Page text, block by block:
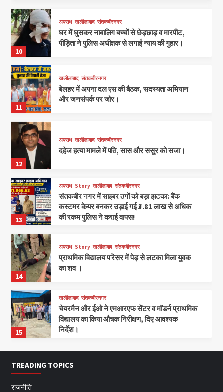
10
अपराध खलीलाबाद संतकबीरनगर
घर में घुसकर नाबालिग बच्चों से छेड़छाड़ व मारपीट,
पीड़िता ने पुलिस अधीक्षक से लगाई न्याय की गुहार।
11
खलीलाबाद संतकबीरनगर
बेलहर में अपना दल एस की बैठक, सदस्यता अभियान
और जनसंपर्क पर जोर।
12
अपराध खलीलाबाद संतकबीरनगर
दहेज हत्या मामले में पति, सास और ससुर को सजा।
13
अपराध Story खलीलाबाद संतकबीरनगर
संतकबीर नगर में साइबर ठगों को बड़ा झटका: बैंक
कस्टमर केयर बनकर उड़ाई गई ₹3.81 लाख से अधिक
की रकम पुलिस ने कराई वापस!
14
अपराध Story खलीलाबाद संतकबीरनगर
प्राथमिक विद्यालय परिसर में पेड़ से लटका मिला युवक
का शव ।
15
खलीलाबाद संतकबीरनगर
चेयरमैन और ईओ ने एमआरएफ सेंटर व मॉडर्न प्राथमिक
विद्यालय का किया औचक निरीक्षण, दिए आवश्यक
निर्देश।
TREADING TOPICS
राजनीति